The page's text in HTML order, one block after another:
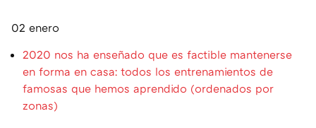
02 enero
2020 nos ha enseñado que es factible mantenerse
en forma en casa: todos los entrenamientos de
famosas que hemos aprendido (ordenados por
zonas)